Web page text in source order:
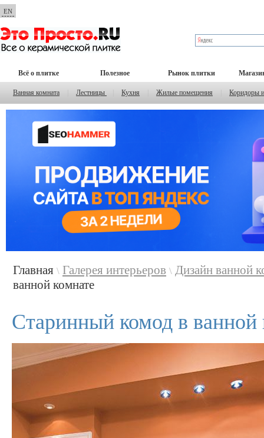
EN
Всё о плитке Полезное Рынок плитки
Ванная комната Лестницы Кухня Жилые помещения Коридоры
Главная \ Галерея интерьеров \ Дизайн ванной
ванной комнате
Старинный комод в ванной